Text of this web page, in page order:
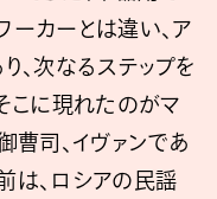
ーカーとは違い、ア
、次なるステップを
こに現れたのがマ
曹司、イヴァンであ
前は、ロシアの民謡